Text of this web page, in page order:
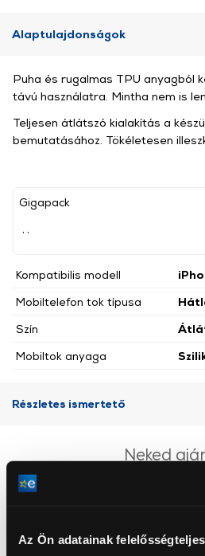
Az Ön adatainak
Alaptulajdonságok
Gigapack
Kompatibilis modell
Mobiltelefon tok típusa
Szín
Mobiltok anyaga
Puha és rugalmas TPU anyagból
távú használatra. Mintha nem is
Teljesen átlátszó kialakítás a
bemutatásához. Tökéletesen
Részletes ismertető
Neked